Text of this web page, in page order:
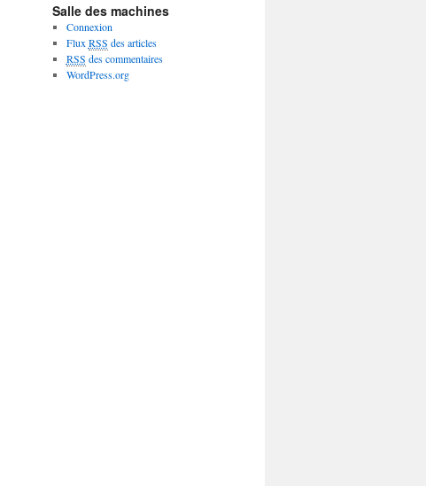
Salle des machines
Connexion
Flux RSS des articles
RSS des commentaires
WordPress.org